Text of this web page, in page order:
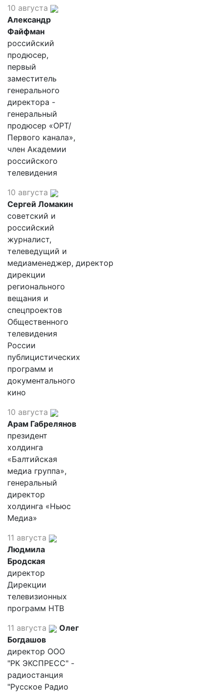
10 августа
Александр
Файфман
российский
продюсер,
первый
заместитель
генерального
директора -
генеральный
продюсер «ОРТ/
Первого канала»,
член Академии
российского
телевидения
10 августа
Сергей Ломакин
советский и
российский
журналист,
телеведущий и
медиаменеджер, директор
дирекции
регионального
вещания и
спецпроектов
Общественного
телевидения
России
публицистических
программ и
документального
кино
10 августа
Арам Габрелянов
президент
холдинга
«Балтийская
медиа группа»,
генеральный
директор
холдинга «Ньюс
Медиа»
11 августа
Людмила
Бродская
директор
Дирекции
телевизионных
программ НТВ
11 августа
Олег
Богдашов
директор ООО
"РК ЭКСПРЕСС" -
радиостанция
"Русское Радио